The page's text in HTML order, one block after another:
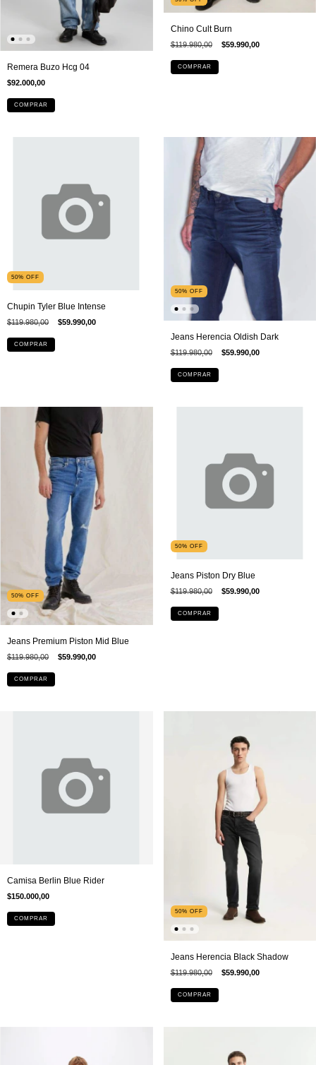
Remera Buzo Hcg 04
$92.000,00
COMPRAR
Chino Cult Burn
$119.980,00 $59.990,00
COMPRAR
50% OFF
Chupin Tyler Blue Intense
$119.980,00 $59.990,00
COMPRAR
50% OFF
Jeans Herencia Oldish Dark
$119.980,00 $59.990,00
COMPRAR
50% OFF
Jeans Premium Piston Mid Blue
$119.980,00 $59.990,00
COMPRAR
50% OFF
Jeans Piston Dry Blue
$119.980,00 $59.990,00
COMPRAR
Camisa Berlin Blue Rider
$150.000,00
COMPRAR
50% OFF
Jeans Herencia Black Shadow
$119.980,00 $59.990,00
COMPRAR